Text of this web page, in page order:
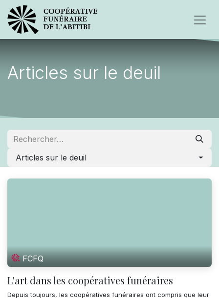
Articles sur le deuil
Articles sur le deuil
FCFQ
L'art dans les coopératives funéraires
Depuis toujours, les coopératives funéraires ont compris que leur